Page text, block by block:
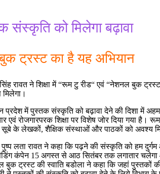
को मिलेगा बढ़ावा
ट्रस्ट का है यह अभियान
सिंह रावत ने शिक्षा में “रूम टु रीड“ एवं “नेशनल बुक
प्रदेश में पुस्तक संस्कृति को बढ़ावा देने की दिशा में
एवं रोजगारपरक शिक्षा पर विशेष जोर दिया गया
सूबे के लेखकों, शैक्षिक संस्थाओं और पाठकों को अवश्य
पुष्प लता रावत ने कहा कि पढ़ने की संस्कृति को हम
कंपेन 15 अगस्त से आठ सितंबर तक लगातार
ट्रस्ट की स्वाति बडोला ने कहा कि जहां पुस्तकों